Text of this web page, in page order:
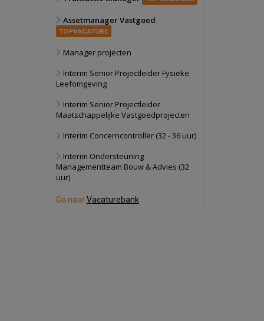
Oranje
28 september 2026
bedrijventerrein
Bekijk
Schuinesloot
politiebureau
17 september 2026
Voormalig
Assetmanager Vastgoed
TOPVACATURE
Manager projecten
Interim Senior Projectleider Fysieke
Leefomgeving
Interim Senior Projectleider
Maatschappelijke Vastgoedprojecten
Interim Concerncontroller (32 - 36 uur)
Interim Ondersteuning
Managementteam Bouw & Advies (32
uur)
Ga naarVacaturebank